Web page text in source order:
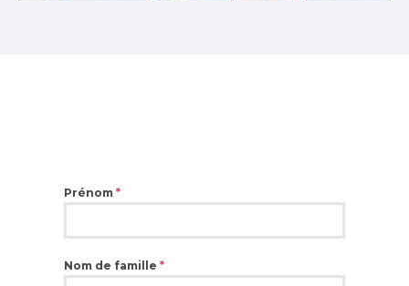
Prénom *
Nom de famille *